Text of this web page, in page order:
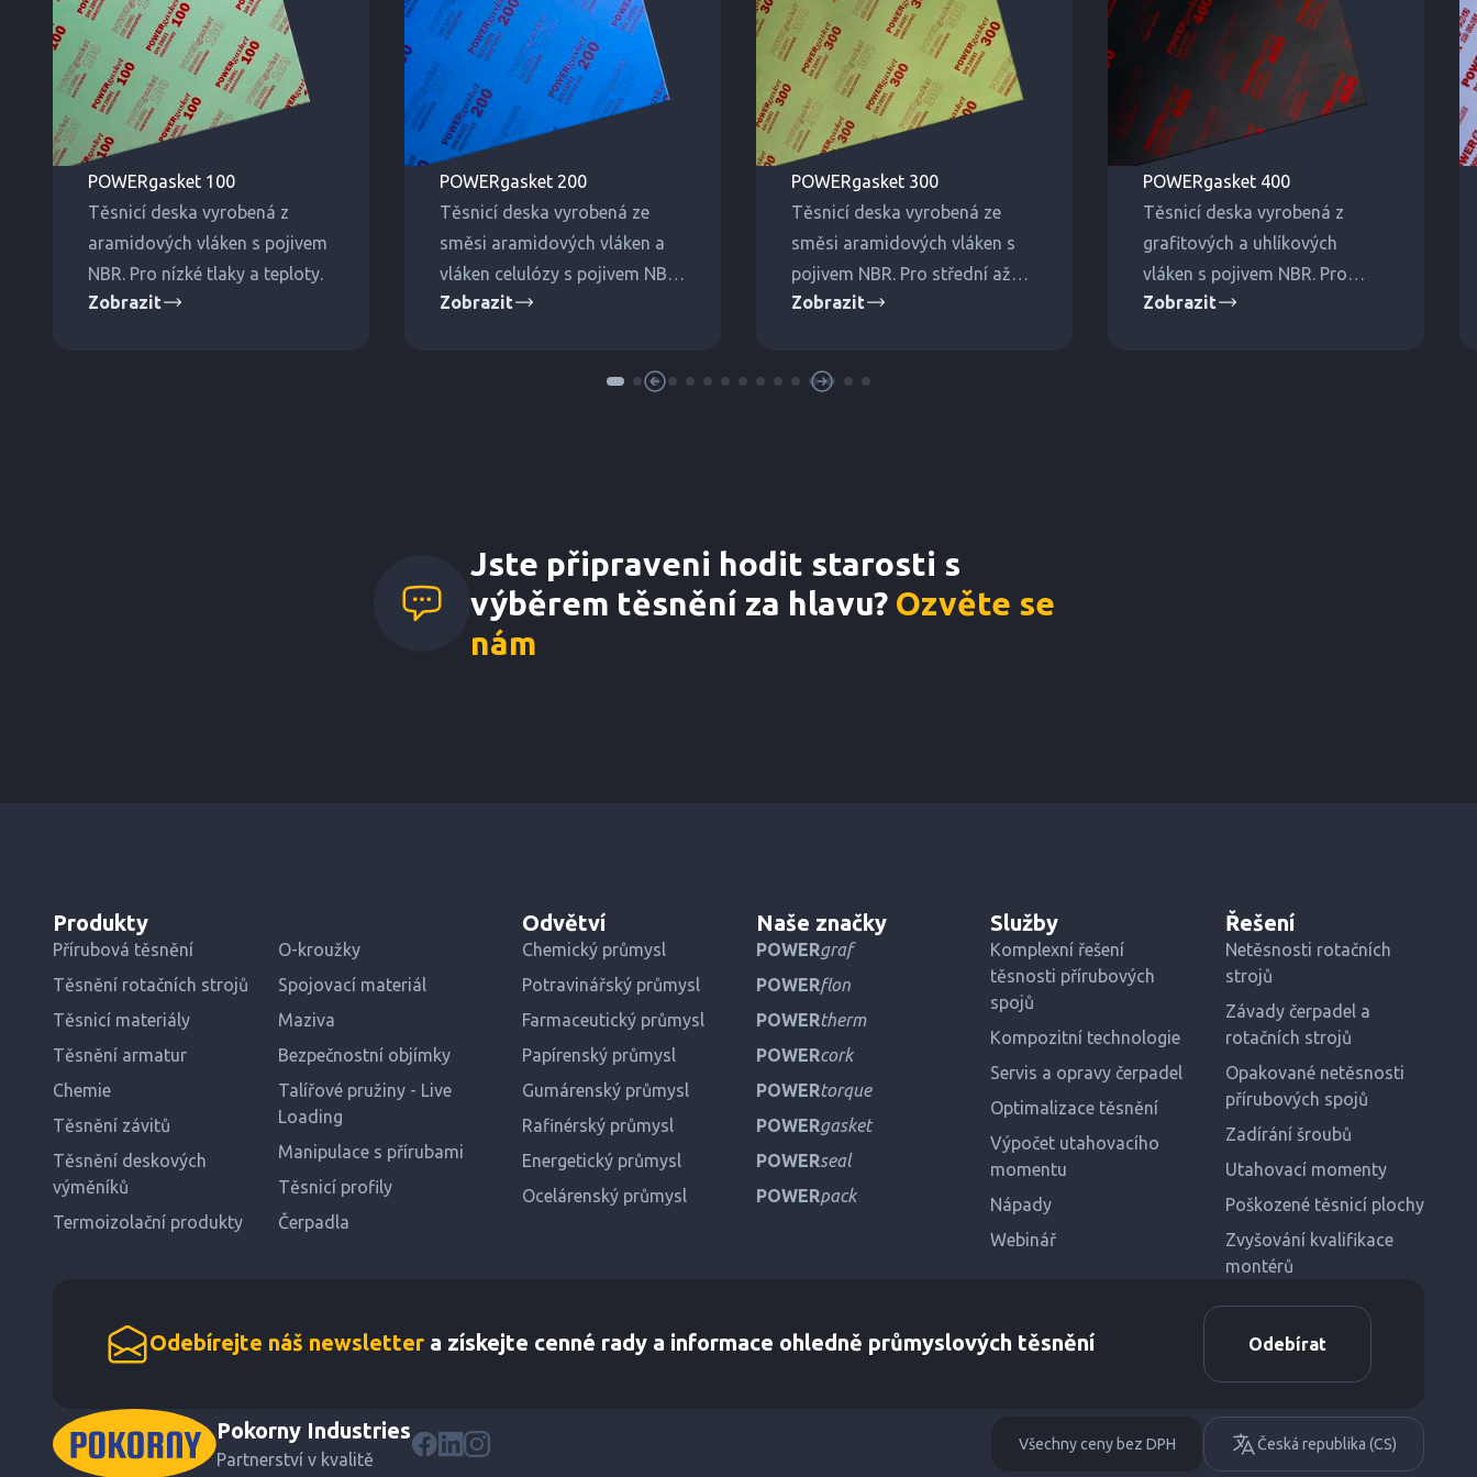
POWERgasket 100
Těsnicí deska vyrobená z
aramidových vláken s pojivem
NBR. Pro nízké tlaky a teploty.
Zobrazit
POWERgasket 200
Těsnicí deska vyrobená ze
směsi aramidových vláken a
vláken celulózy s pojivem NBR.
Pro střední tlaky a teploty.
Zobrazit
POWERgasket 300
Těsnicí deska vyrobená ze
směsi aramidových vláken s
pojivem NBR. Pro střední až
vysoké tlaky a teploty.
Zobrazit
POWERgasket 400
Těsnicí deska vyrobená z
grafitových a uhlíkových
vláken s pojivem NBR. Pro
nejvyšší tlaky a teploty.
Zobrazit
Jste připraveni hodit starosti s
výběrem těsnění za hlavu? Ozvěte se
nám
Produkty
Přírubová těsnění
Těsnění rotačních strojů
Těsnicí materiály
Těsnění armatur
Chemie
Těsnění závitů
Těsnění deskových
výměníků
Termoizolační produkty
O-kroužky
Spojovací materiál
Maziva
Bezpečnostní objímky
Talířové pružiny - Live
Loading
Manipulace s přírubami
Těsnicí profily
Čerpadla
Odvětví
Chemický průmysl
Potravinářský průmysl
Farmaceutický průmysl
Papírenský průmysl
Gumárenský průmysl
Rafinérský průmysl
Energetický průmysl
Ocelárenský průmysl
Naše značky
POWERgraf
POWERflon
POWERtherm
POWERcork
POWERtorque
POWERgasket
POWERseal
POWERpack
Služby
Komplexní řešení
těsnosti přírubových
spojů
Kompozitní technologie
Servis a opravy čerpadel
Optimalizace těsnění
Výpočet utahovacího
momentu
Nápady
Webinář
Řešení
Netěsnosti rotačních
strojů
Závady čerpadel a
rotačních strojů
Opakované netěsnosti
přírubových spojů
Zadírání šroubů
Utahovací momenty
Poškozené těsnicí plochy
Zvyšování kvalifikace
montérů
Odebírejte náš newsletter a získejte cenné rady a informace ohledně průmyslových těsnění Odebírat
Pokorny Industries
Partnerství v kvalitě
Všechny ceny bez DPH Česká republika (CS)